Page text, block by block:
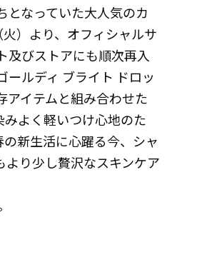
となっていた大人気のカ
）より、オフィシャルサ
及びストアにも順次再入
ルディ ブライト ドロッ
アイテムと組み合わせた
よく軽いつけ心地のた
新生活に心躍る今、シャ
り少し贅沢なスキンケア